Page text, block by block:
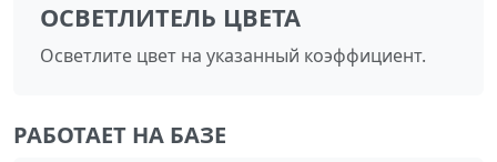
ОСВЕТЛИТЕЛЬ ЦВЕТА
Осветлите цвет на указанный коэффициент.
РАБОТАЕТ НА БАЗЕ